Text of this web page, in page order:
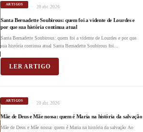
ARTIGOS 28 abr. 2026
Santa Bernadette Soubirous: quem foi a vidente de Lourdes e
por que sua história continua atual
Santa Bernadette Soubirous: quem foi a vidente de Lourdes e por que
sua história continua atual Santa Bernadette Soubirous foi...
LER ARTIGO
ARTIGOS 20 abr. 2026
Mãe de Deus e Mãe nossa: quem é Maria na história da salvação
Mãe de Deus e Mãe nossa: quem é Maria na história da salvação Ao